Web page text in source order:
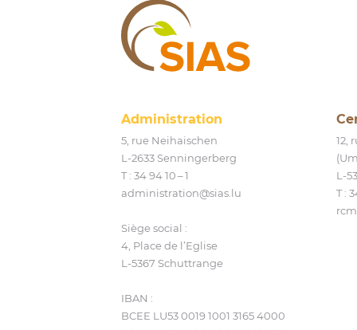
Administration
5, rue Neihaischen
L‑2633 Senningerberg
T : 34 94 10 – 1
administration@​sias.​lu
Siège social :
4, Place de l’Eglise
L‑5367 Schuttrange
IBAN :
BCEE LU53 0019 1001 3165 4000
12,
T :